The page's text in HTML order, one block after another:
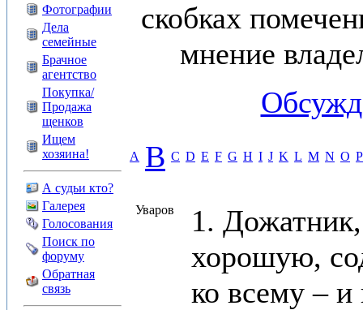
Фотографии
Дела
семейные
Брачное
агентство
Покупка/
Продажа
щенков
Ищем
хозяина!
А судьи кто?
Галерея
Голосования
Поиск по
форуму
Обратная
связь
скобках
мнение
A B C D E F G H I J K L M N O P
Уваров
1.
хорошую,
ко всему –